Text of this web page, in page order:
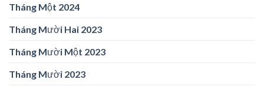
Tháng Một 2024
Tháng Mười Hai 2023
Tháng Mười Một 2023
Tháng Mười 2023